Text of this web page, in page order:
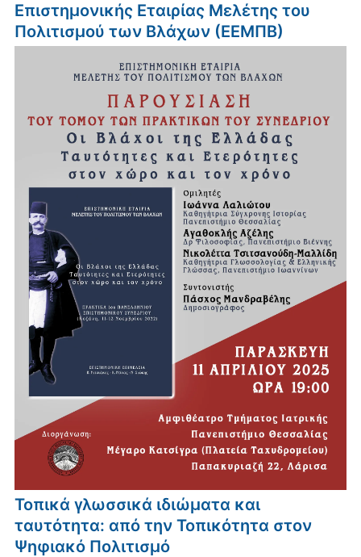
Επιστημονικής Εταιρίας Μελέτης του
Πολιτισμού των Βλάχων (ΕΕΜΠΒ)
Τοπικά γλωσσικά ιδιώματα και
ταυτότητα: από την Τοπικότητα στον
Ψηφιακό Πολιτισμό